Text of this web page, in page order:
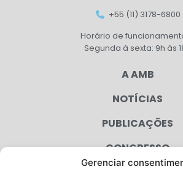
Gerenciar
+55 (11) 3178-6800
Horário de
Segunda à sexta: 9h às
A AMB
NOTÍCIAS
PUBLICAÇÕES
CONGRESSO